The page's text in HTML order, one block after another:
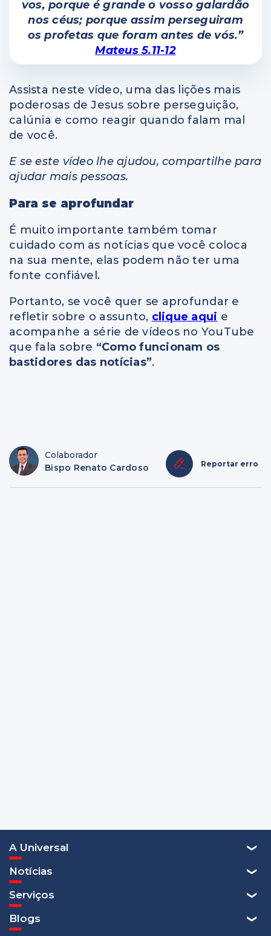
vos, porque é grande o vosso galardão
nos céus; porque assim perseguiram
os profetas que foram antes de vós.”
Mateus 5.11-12
Assista neste vídeo, uma das lições mais
poderosas de Jesus sobre perseguição,
calúnia e como reagir quando falam mal
de você.
E se este vídeo lhe ajudou, compartilhe para
ajudar mais pessoas.
Para se aprofundar
É muito importante também tomar
cuidado com as notícias que você coloca
na sua mente, elas podem não ter uma
fonte confiável.
Portanto, se você quer se aprofundar e
refletir sobre o assunto, clique aqui e
acompanhe a série de vídeos no YouTube
que fala sobre “Como funcionam os
bastidores das notícias”.
Colaborador
Bispo Renato Cardoso
Reportar erro
A Universal
Notícias
Serviços
Blogs